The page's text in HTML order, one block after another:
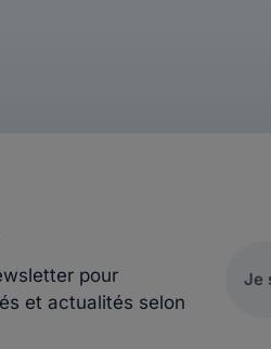
pour
et actualités selon